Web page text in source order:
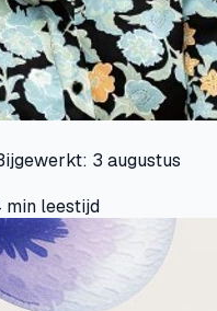
: 3 augustus
min leestijd